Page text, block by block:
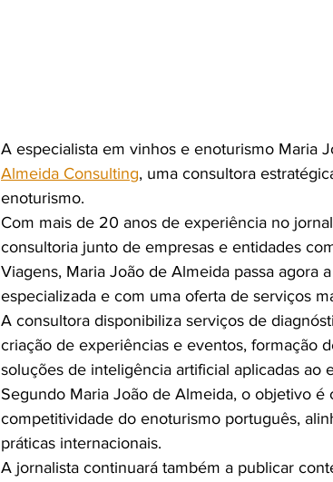
A especialista em vinhos e enoturismo Maria
Almeida Consulting, uma consultora
enoturismo.
Com mais de 20 anos de experiência no
consultoria junto de empresas e entidades
Viagens, Maria João de Almeida passa agora
especializada e com uma oferta de serviços
A consultora disponibiliza serviços de
criação de experiências e eventos, formação
soluções de inteligência artificial aplicadas ao
Segundo Maria João de Almeida, o objetivo é
competitividade do enoturismo português,
práticas internacionais.
A jornalista continuará também a publicar